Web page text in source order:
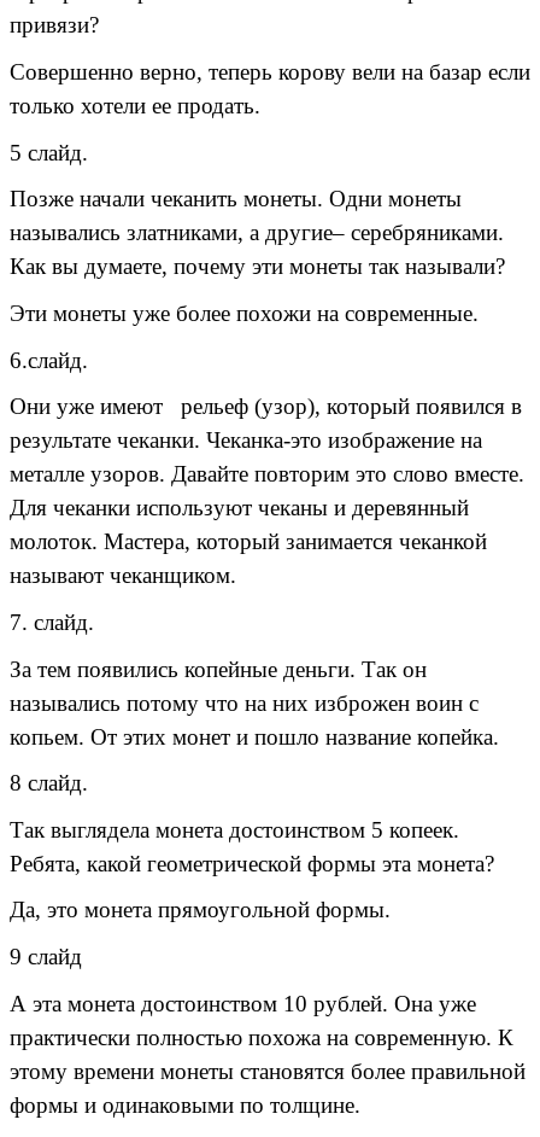
привязи?
Совершенно верно, теперь корову вели на базар если
только хотели ее продать.
5 слайд.
Позже начали чеканить монеты. Одни монеты
назывались златниками, а другие– серебряниками.
Как вы думаете, почему эти монеты так называли?
Эти монеты уже более похожи на современные.
6.слайд.
Они уже имеют рельеф (узор), который появился в
результате чеканки. Чеканка-это изображение на
металле узоров. Давайте повторим это слово вместе.
Для чеканки используют чеканы и деревянный
молоток. Мастера, который занимается чеканкой
называют чеканщиком.
7. слайд.
За тем появились копейные деньги. Так он
назывались потому что на них изброжен воин с
копьем. От этих монет и пошло название копейка.
8 слайд.
Так выглядела монета достоинством 5 копеек.
Ребята, какой геометрической формы эта монета?
Да, это монета прямоугольной формы.
9 слайд
А эта монета достоинством 10 рублей. Она уже
практически полностью похожа на современную. К
этому времени монеты становятся более правильной
формы и одинаковыми по толщине.